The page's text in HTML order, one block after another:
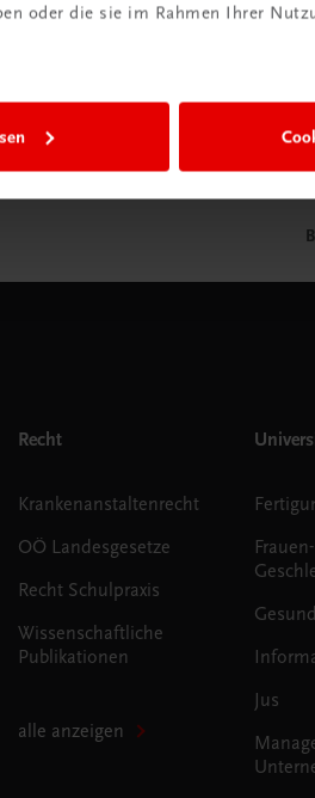
oder die sie im Rahmen Ihrer
Recht
Krankenanstaltenrecht
OÖ Landesgesetze
Recht Schulpraxis
Wissenschaftliche
Publikationen
alle anzeigen
Jus